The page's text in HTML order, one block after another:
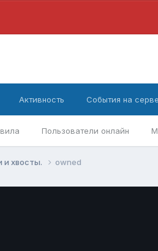
Пользователи онлайн
Активность События на
и хвосты. owned